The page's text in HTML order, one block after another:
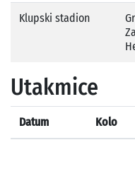
Klupski stadion
Utakmice
Datum Kolo